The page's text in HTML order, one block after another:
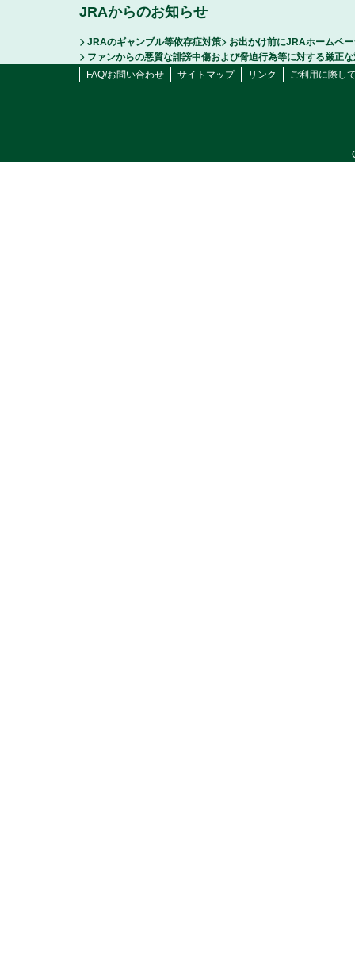
JRAからのお知らせ
JRAのギャンブル等依存症対策
お出かけ前にJRAホームペ
ファンからの悪質な誹謗中傷および脅迫行為等に対する厳正
FAQ/お問い合わせ
サイトマップ リンク ご利用に際し